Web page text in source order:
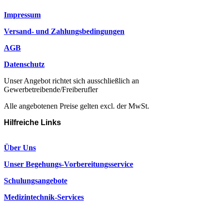
Impressum
Versand- und Zahlungsbedingungen
AGB
Datenschutz
Unser Angebot richtet sich ausschließlich an
Gewerbetreibende/Freiberufler
Alle angebotenen Preise gelten excl. der MwSt.
Hilfreiche Links
Über Uns
Unser Begehungs-Vorbereitungsservice
Schulungsangebote
Medizintechnik-Services